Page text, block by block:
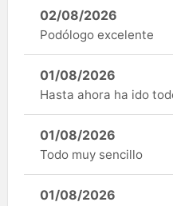
02/08/2026
Podólogo excelente
01/08/2026
Hasta ahora ha ido
01/08/2026
Todo muy sencillo
01/08/2026